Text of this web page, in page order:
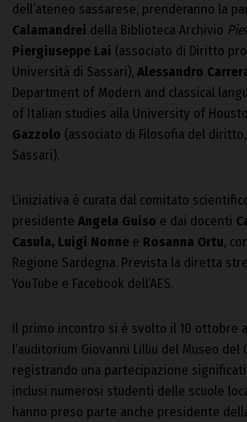
dell’ateneo sassarese, prenderanno la
Calamandrei della Biblioteca Archivio
Piergiuseppe Lai (associato di Diritto
Università di Sassari), Alessandro
Department of Modern and classical
of Italian studies alla University of
Gazzolo (associato di Filosofia del
Sassari).
L’iniziativa è curata dal comitato
presidente Angela Guiso e dai docenti
Casula, Luigi Nonne e Rosanna Ortu,
Regione Sardegna. Prevista la diretta
YouTube e Facebook dell’AES.
Il primo incontro si è svolto il 10 ottobre
l’auditorium Giovanni Lilliu del Museo del
registrando una partecipazione
inclusi numerosi studenti delle scuole
hanno preso parte anche presidente